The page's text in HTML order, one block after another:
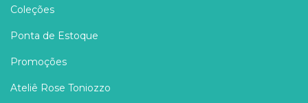
Coleções
Ponta de Estoque
Promoções
Ateliê Rose Toniozzo